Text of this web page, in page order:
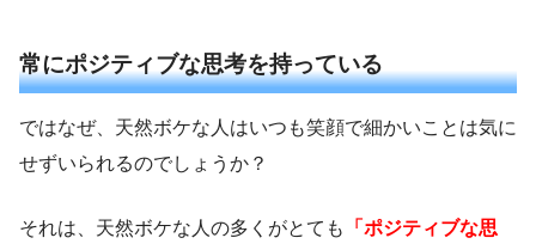
常にポジティブな思考を持っている
ではなぜ、天然ボケな人はいつも笑顔で細かいことは気に
せずいられるのでしょうか？
それは、天然ボケな人の多くがとても
「ポジティブな思